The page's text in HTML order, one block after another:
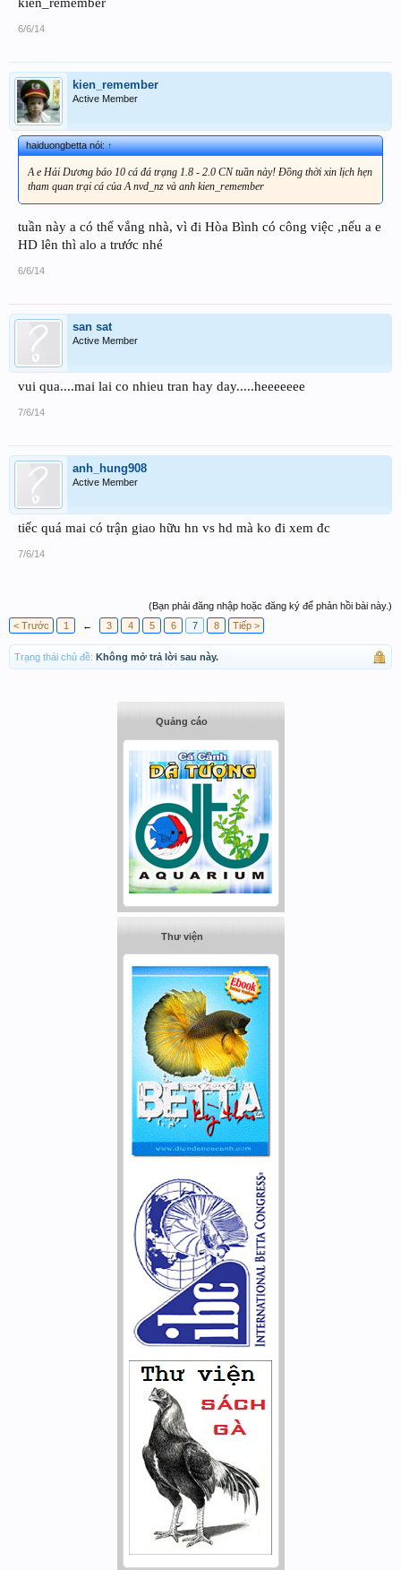
kien_remember
6/6/14
kien_remember
Active Member
haiduongbetta nói:↑
A e Hải Dương báo 10 cá đá trạng 1.8 - 2.0 CN tuần này! Đồng thời xin lịch hẹn
tham quan trại cá của A nvd_nz và anh kien_remember
tuần này a có thể vắng nhà, vì đi Hòa Bình có công việc ,nếu a e
HD lên thì alo a trước nhé
6/6/14
san sat
Active Member
vui qua....mai lai co nhieu tran hay day.....heeeeeee
7/6/14
anh_hung908
Active Member
tiếc quá mai có trận giao hữu hn vs hd mà ko đi xem đc
7/6/14
(Bạn phải đăng nhập hoặc đăng ký để phản hồi bài này.)
< Trước
1 ← 3 4 5 6 7 8 Tiếp >
Trạng thái chủ đề: Không mở trả lời sau này.
Quảng cáo
Thư viện